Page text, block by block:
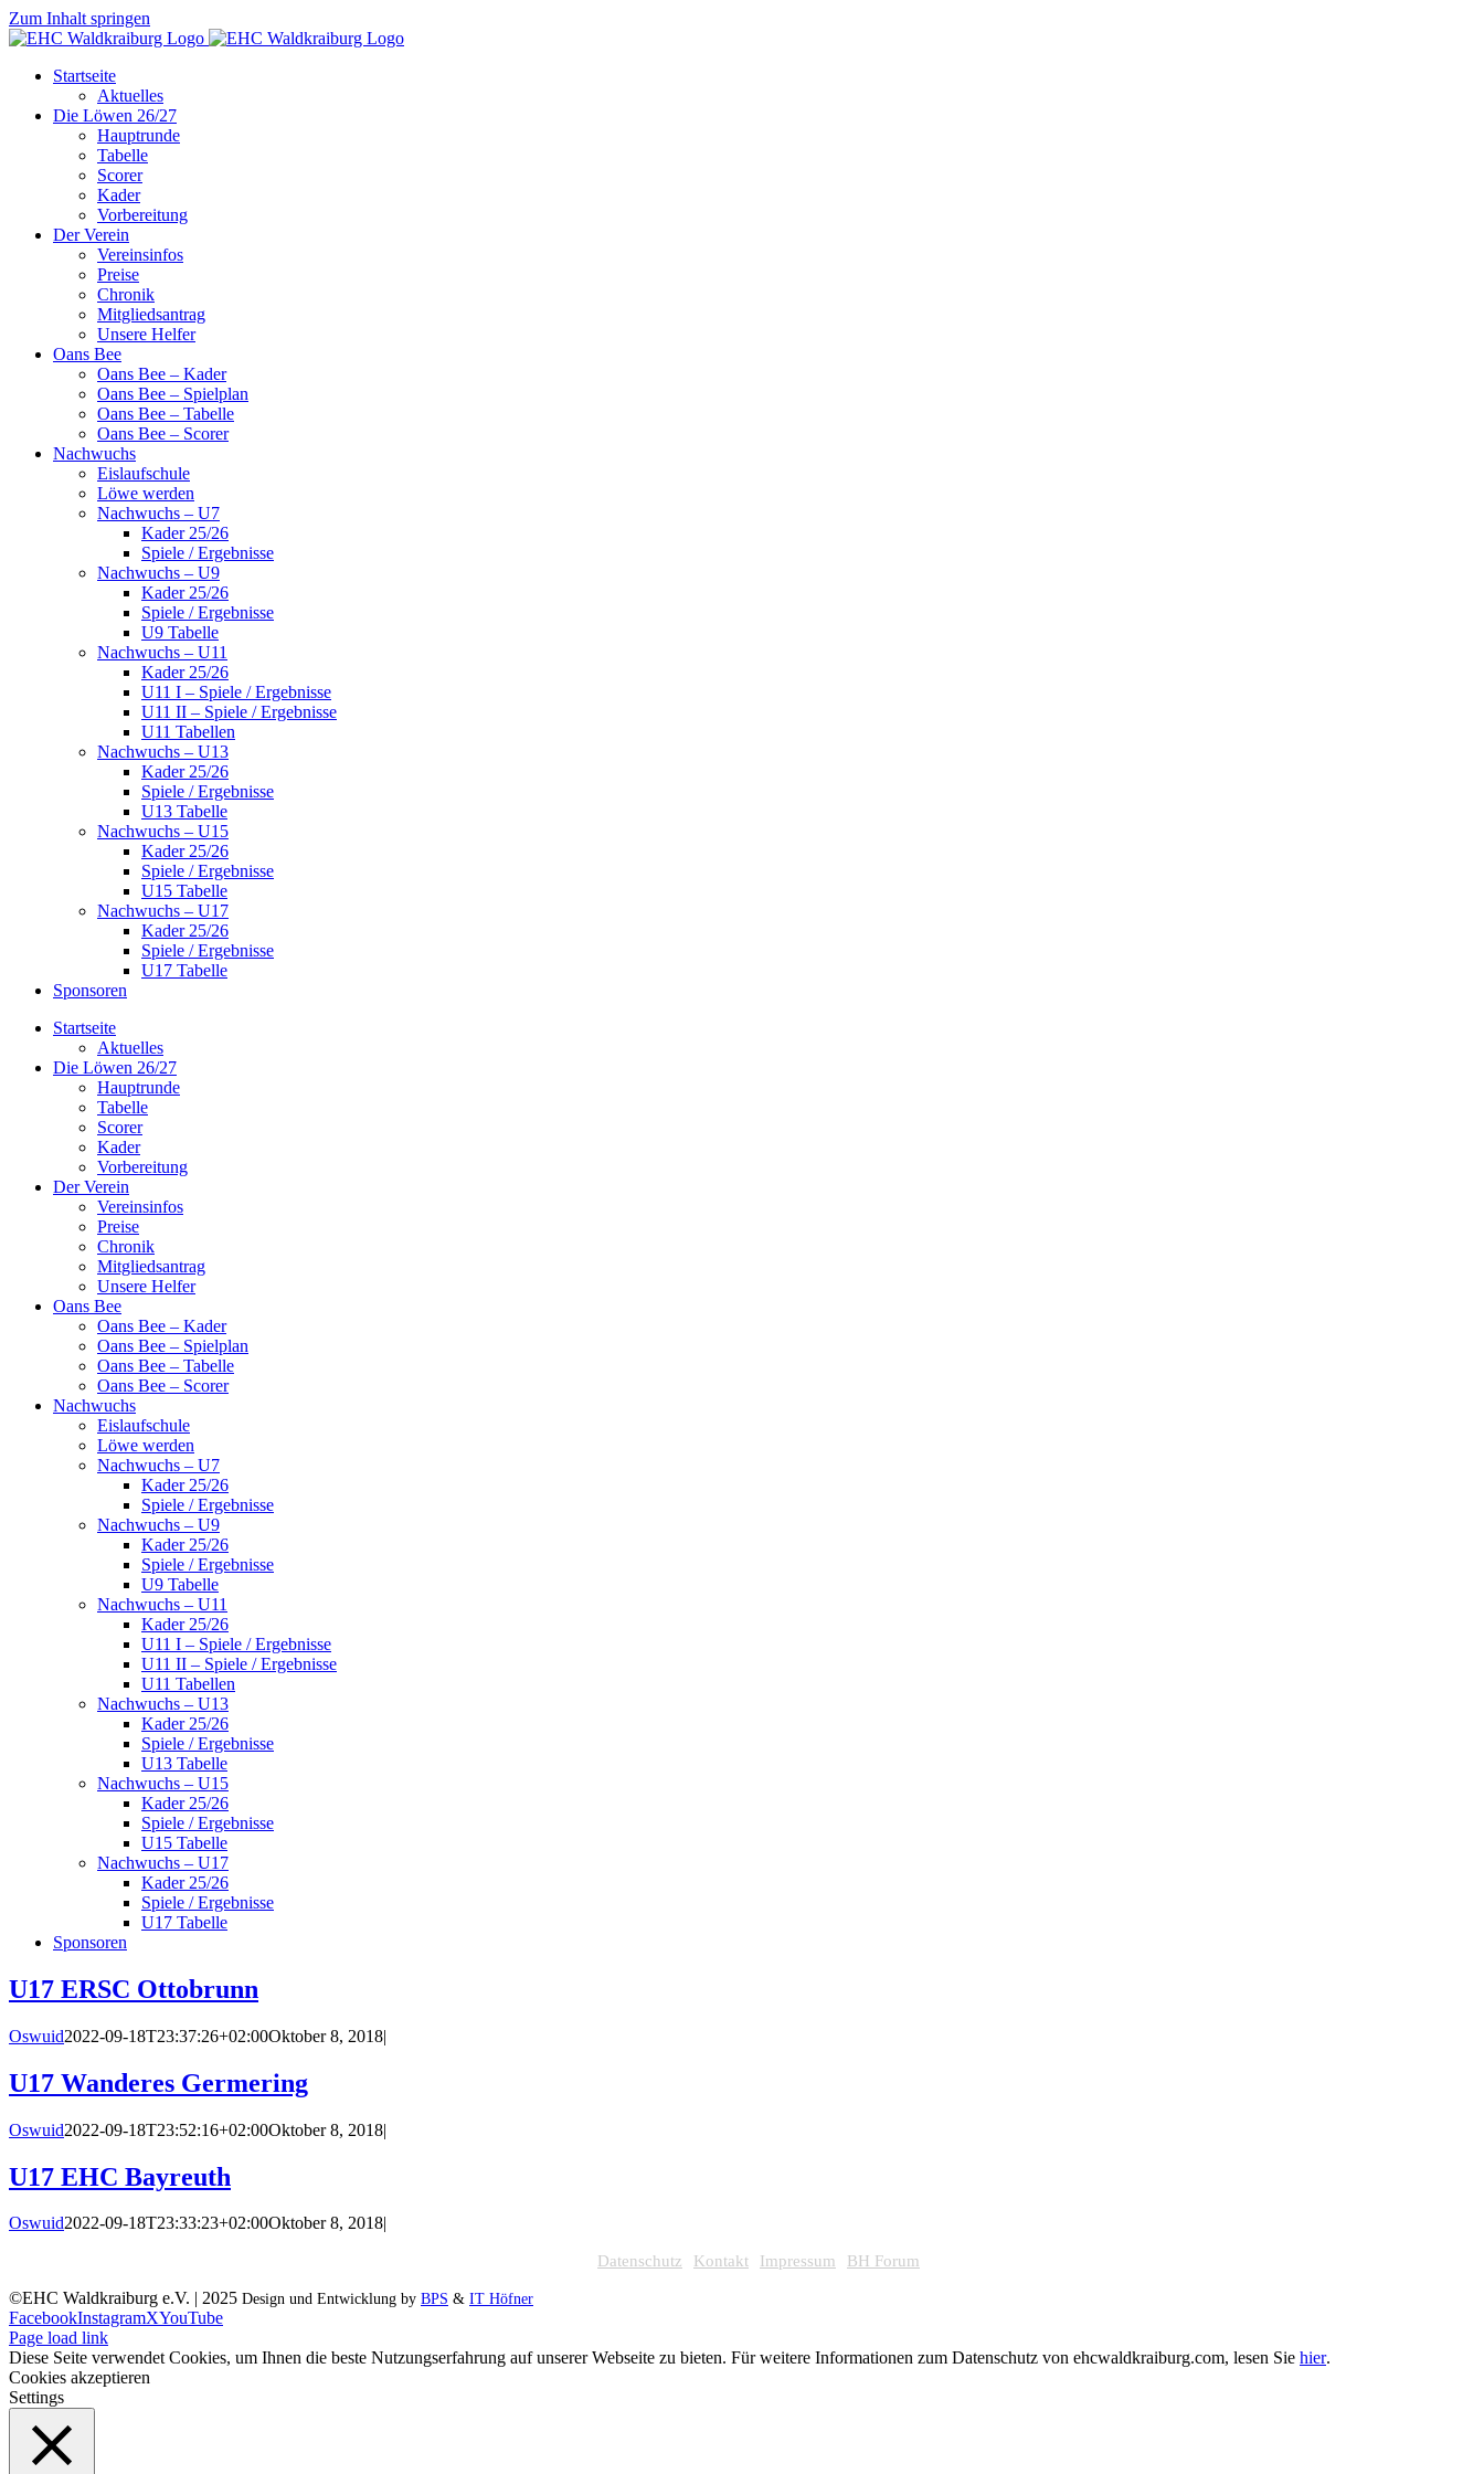
Zum Inhalt springen
Startseite
Aktuelles
Die Löwen 26/27
Hauptrunde
Tabelle
Scorer
Kader
Vorbereitung
Der Verein
Vereinsinfos
Preise
Chronik
Mitgliedsantrag
Unsere Helfer
Oans Bee
Oans Bee – Kader
Oans Bee – Spielplan
Oans Bee – Tabelle
Oans Bee – Scorer
Nachwuchs
Eislaufschule
Löwe werden
Nachwuchs – U7
Kader 25/26
Spiele / Ergebnisse
Nachwuchs – U9
Kader 25/26
Spiele / Ergebnisse
U9 Tabelle
Nachwuchs – U11
Kader 25/26
U11 I – Spiele / Ergebnisse
U11 II – Spiele / Ergebnisse
U11 Tabellen
Nachwuchs – U13
Kader 25/26
Spiele / Ergebnisse
U13 Tabelle
Nachwuchs – U15
Kader 25/26
Spiele / Ergebnisse
U15 Tabelle
Nachwuchs – U17
Kader 25/26
Spiele / Ergebnisse
U17 Tabelle
Sponsoren
Startseite
Aktuelles
Die Löwen 26/27
Hauptrunde
Tabelle
Scorer
Kader
Vorbereitung
Der Verein
Vereinsinfos
Preise
Chronik
Mitgliedsantrag
Unsere Helfer
Oans Bee
Oans Bee – Kader
Oans Bee – Spielplan
Oans Bee – Tabelle
Oans Bee – Scorer
Nachwuchs
Eislaufschule
Löwe werden
Nachwuchs – U7
Kader 25/26
Spiele / Ergebnisse
Nachwuchs – U9
Kader 25/26
Spiele / Ergebnisse
U9 Tabelle
Nachwuchs – U11
Kader 25/26
U11 I – Spiele / Ergebnisse
U11 II – Spiele / Ergebnisse
U11 Tabellen
Nachwuchs – U13
Kader 25/26
Spiele / Ergebnisse
U13 Tabelle
Nachwuchs – U15
Kader 25/26
Spiele / Ergebnisse
U15 Tabelle
Nachwuchs – U17
Kader 25/26
Spiele / Ergebnisse
U17 Tabelle
Sponsoren
U17 ERSC Ottobrunn
Oswuid2022-09-18T23:37:26+02:00Oktober 8, 2018|
U17 Wanderes Germering
Oswuid2022-09-18T23:52:16+02:00Oktober 8, 2018|
U17 EHC Bayreuth
Oswuid2022-09-18T23:33:23+02:00Oktober 8, 2018|
Datenschutz Kontakt Impressum BH Forum
©EHC Waldkraiburg e.V. | 2025 Design und Entwicklung by BPS & IT Höfner
FacebookInstagramXYouTube
Page load link
Diese Seite verwendet Cookies, um Ihnen die beste Nutzungserfahrung auf unserer Webseite zu bieten. Für weitere Informationen zum Datenschutz von ehcwaldkraiburg.com, lesen Sie hier.
Cookies akzeptieren
Settings